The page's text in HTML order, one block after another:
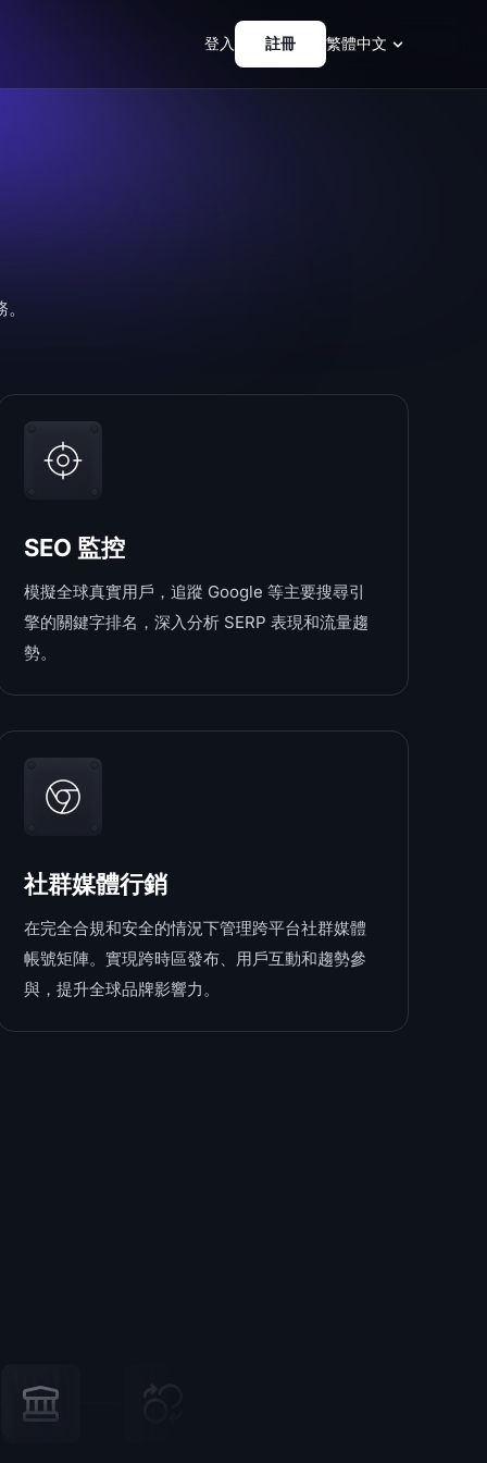
登入 註冊 繁體中文
SEO 監控
模擬全球真實用戶，追蹤 Google 等主要搜尋引
擎的關鍵字排名，深入分析 SERP 表現和流量趨
勢。
社群媒體行銷
在完全合規和安全的情況下管理跨平台社群媒體
帳號矩陣。實現跨時區發布、用戶互動和趨勢參
與，提升全球品牌影響力。